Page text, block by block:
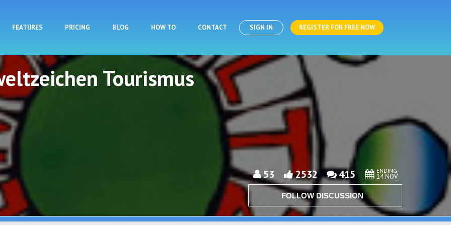
FEATURES PRICING BLOG HOW TO CONTACT SIGN IN REGISTER FOR FREE NOW
Tourismus
53 2532 415 ENDING
14 NOV
FOLLOW DISCUSSION